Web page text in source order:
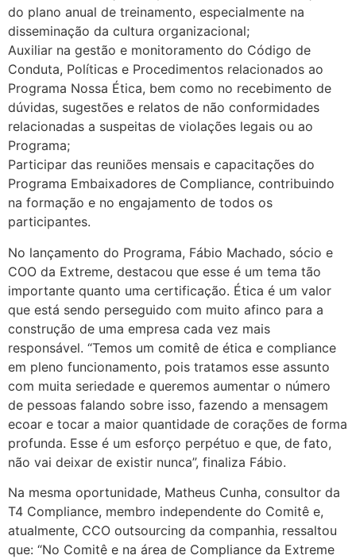
do plano anual de treinamento, especialmente na
disseminação da cultura organizacional;
Auxiliar na gestão e monitoramento do Código de
Conduta, Políticas e Procedimentos relacionados ao
Programa Nossa Ética, bem como no recebimento de
dúvidas, sugestões e relatos de não conformidades
relacionadas a suspeitas de violações legais ou ao
Programa;
Participar das reuniões mensais e capacitações do
Programa Embaixadores de Compliance, contribuindo
na formação e no engajamento de todos os
participantes.
No lançamento do Programa, Fábio Machado, sócio e
COO da Extreme, destacou que esse é um tema tão
importante quanto uma certificação. Ética é um valor
que está sendo perseguido com muito afinco para a
construção de uma empresa cada vez mais
responsável. “Temos um comitê de ética e compliance
em pleno funcionamento, pois tratamos esse assunto
com muita seriedade e queremos aumentar o número
de pessoas falando sobre isso, fazendo a mensagem
ecoar e tocar a maior quantidade de corações de forma
profunda. Esse é um esforço perpétuo e que, de fato,
não vai deixar de existir nunca”, finaliza Fábio.
Na mesma oportunidade, Matheus Cunha, consultor da
T4 Compliance, membro independente do Comitê e,
atualmente, CCO outsourcing da companhia, ressaltou
que: “No Comitê e na área de Compliance da Extreme